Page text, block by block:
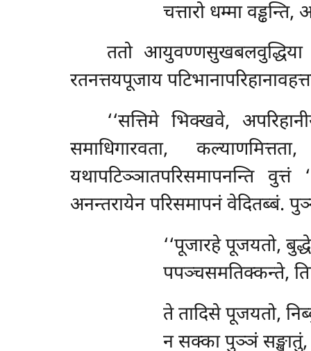
चत्तारो धम्मा
ततो आयुवण्णसुखबलवुद्धिया
रतनत्तयपूजाय
‘‘सत्तिमेभिक्खवे,
समाधिगारवता,
यथापटिञ्ञातपरिसमापनन्ति
अनन्तरायेन परिसमापनं वेदितब्बं.
‘‘पूजारहेपूजयतो,
पपञ्चसमतिक्कन्ते,
ते तादिसे पूजयतो,
न सक्का पुञ्ञं